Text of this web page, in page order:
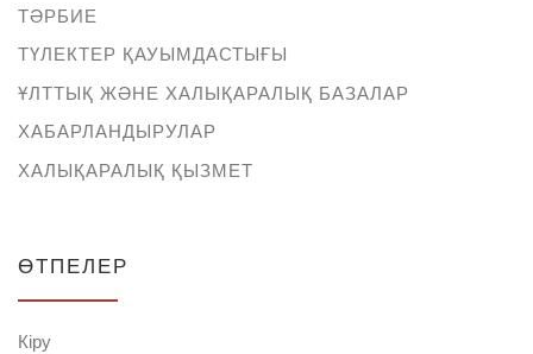
ТӘРБИЕ
ТҮЛЕКТЕР ҚАУЫМДАСТЫҒЫ
ҰЛТТЫҚ ЖӘНЕ ХАЛЫҚАРАЛЫҚ БАЗАЛАР
ХАБАРЛАНДЫРУЛАР
ХАЛЫҚАРАЛЫҚ ҚЫЗМЕТ
ӨТПЕЛЕР
Кіру